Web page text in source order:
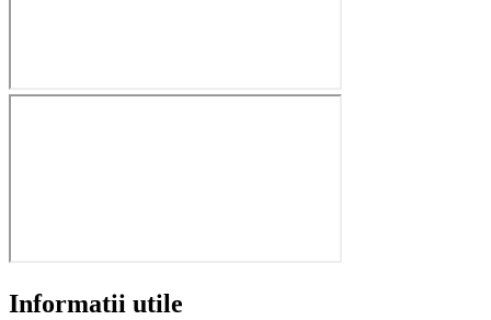
Informatii utile